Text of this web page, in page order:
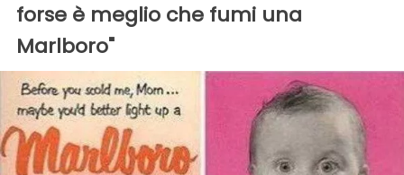
forse è meglio che fumi una
Marlboro"